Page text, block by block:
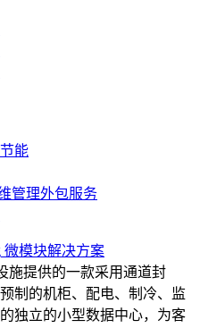
能
管理外包服务
微模块解决方案
施提供的一款采用通道封
制的机柜、配电、制冷、监
独立的小型数据中心，为客